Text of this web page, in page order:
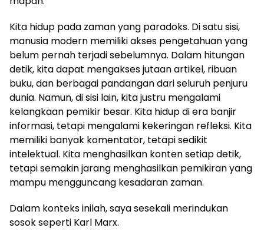
Kita hidup pada zaman yang paradoks. Di satu sisi,
manusia modern memiliki akses pengetahuan yang
belum pernah terjadi sebelumnya. Dalam hitungan
detik, kita dapat mengakses jutaan artikel, ribuan
buku, dan berbagai pandangan dari seluruh penjuru
dunia. Namun, di sisi lain, kita justru mengalami
kelangkaan pemikir besar. Kita hidup di era banjir
informasi, tetapi mengalami kekeringan refleksi. Kita
memiliki banyak komentator, tetapi sedikit
intelektual. Kita menghasilkan konten setiap detik,
tetapi semakin jarang menghasilkan pemikiran yang
mampu mengguncang kesadaran zaman.
Dalam konteks inilah, saya sesekali merindukan
sosok seperti Karl Marx.